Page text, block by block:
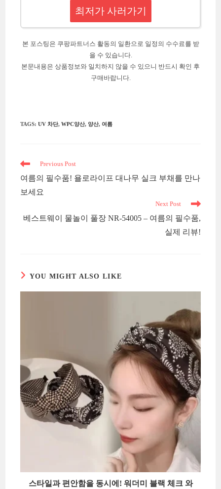
최저가 사러가기
본 포스팅은 쿠팡파트너스 활동의 일환으로 일정의 수수료를 받
을 수 있습니다.
본문내용은 상품정보와 일치하지 않을 수 있으니 반드시 확인 후
구매바랍니다.
TAGS:UV 차단, WPC양산, 양산, 여름
Read
articles
Previous Post
여름의 필수품! 욜로라이프 대나무 실크 부채를 만나
보세요
Next Post
베스트웨이 물놀이 풀장 NR-54005 – 여름의 필수품,
실제 리뷰!
YOU MIGHT ALSO LIKE
스타일과 편안함을 동시에! 워더미 블랙 체크 와